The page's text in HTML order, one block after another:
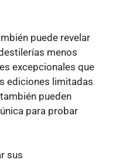
puede revelar
menos
excepcionales que
ediciones limitadas
pueden
para probar
sus